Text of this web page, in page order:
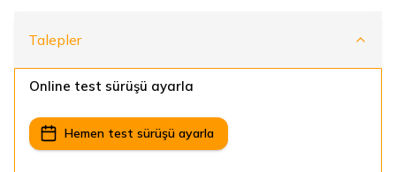
Talepler
Online test sürüşü ayarla
Hemen test sürüşü ayarla